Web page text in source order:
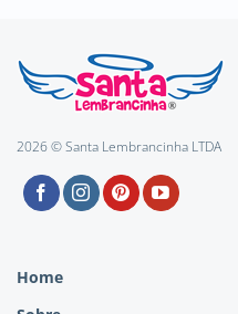
2026 © Santa Lembrancinha LTDA
Home